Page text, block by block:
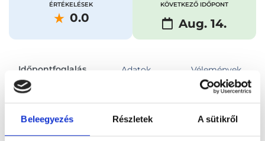
Beleegyezés Részletek A sütikről
ÉRTÉKELÉSEK
0.0
KÖVETKEZŐ IDŐPONT
Aug. 14.
Időpontfoglalás Adatok Vélemények